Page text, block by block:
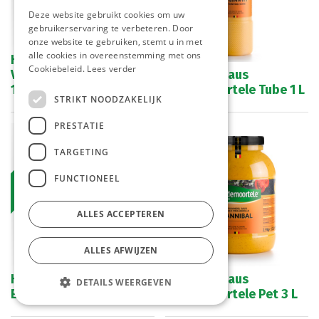
Hannibal Saus
Vandemoortele Emmer
10 L
Hannibal Saus
Vandemoortele Tube 1 L
Bestelartikel
Hannibal Saus Anda
Emmer 3 L
Hannibal Saus
Vandemoortele Pet 3 L
Deze website gebruikt cookies om uw
gebruikerservaring te verbeteren. Door
onze website te gebruiken, stemt u in met
alle cookies in overeenstemming met ons
Cookiebeleid. Lees verder
STRIKT NOODZAKELIJK
PRESTATIE
TARGETING
FUNCTIONEEL
ALLES ACCEPTEREN
ALLES AFWIJZEN
DETAILS WEERGEVEN